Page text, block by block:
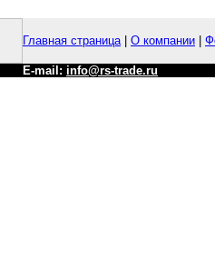
Главная страница| О компании
E-mail: info@rs-trade.ru